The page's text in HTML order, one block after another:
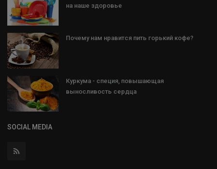
на наше здоровье
Почему нам нравится пить горький кофе?
Куркума - специя, повышающая
выносливость сердца
SOCIAL MEDIA